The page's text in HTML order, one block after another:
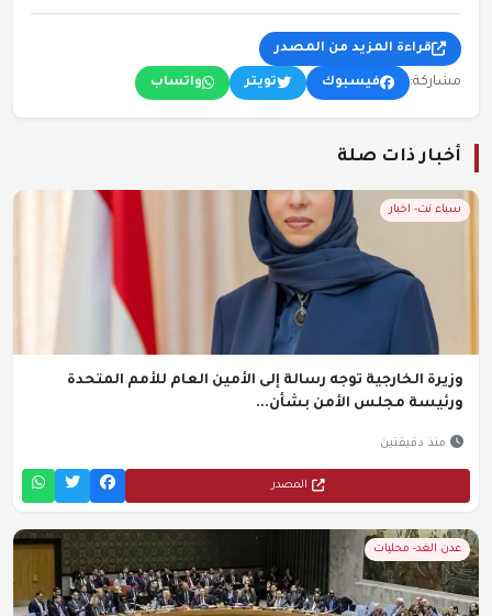
قراءة المزيد من المصدر
مشاركة: فيسبوك تويتر واتساب
أخبار ذات صلة
سباء نت- اخبار
وزيرة الخارجية توجه رسالة إلى الأمين العام للأمم المتحدة
ورئيسة مجلس الأمن بشأن...
منذ دقيقتين
المصدر
عدن الغد- محليات